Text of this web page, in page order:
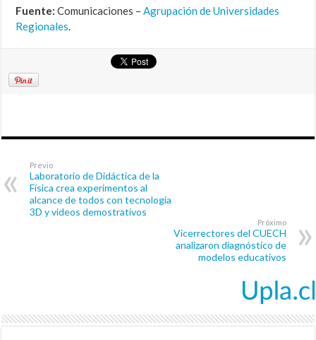
Fuente: Comunicaciones –Agrupación de Universidades
Regionales.
Previo
Laboratorio de Didáctica de la
Física crea experimentos al
alcance de todos con tecnología
3D y videos demostrativos
Próximo
Vicerrectores del CUECH
analizaron diagnóstico de
modelos educativos